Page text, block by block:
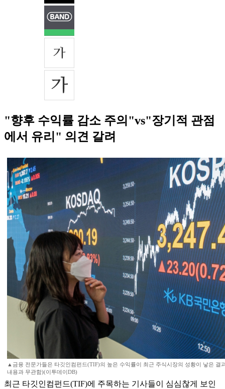
"향후 수익률 감소 주의"vs"장기적 관점
에서 유리" 의견 갈려
▲금융 전문가들은 타깃인컴펀드(TIF)의 높은 수익률이 최근 주식시장의 성황이 낳은 결
내용과 무관함)(이투데이DB)
최근 타깃인컴펀드(TIF)에 주목하는 기사들이 심심찮게 보인